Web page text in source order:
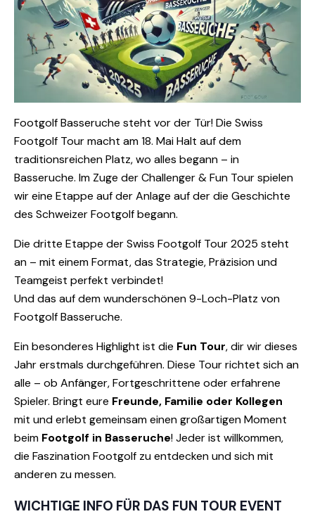
Footgolf Basseruche steht vor der Tür! Die Swiss
Footgolf Tour macht am 18. Mai Halt auf dem
traditionsreichen Platz, wo alles begann – in
Basseruche. Im Zuge der Challenger & Fun Tour spielen
wir eine Etappe auf der Anlage auf der die Geschichte
des Schweizer Footgolf begann.
Die dritte Etappe der Swiss Footgolf Tour 2025 steht
an – mit einem Format, das Strategie, Präzision und
Teamgeist perfekt verbindet!
Und das auf dem wunderschönen 9-Loch-Platz von
Footgolf Basseruche.
Ein besonderes Highlight ist die Fun Tour, dir wir dieses
Jahr erstmals durchgeführen. Diese Tour richtet sich an
alle – ob Anfänger, Fortgeschrittene oder erfahrene
Spieler. Bringt eure Freunde, Familie oder Kollegen
mit und erlebt gemeinsam einen großartigen Moment
beim Footgolf in Basseruche! Jeder ist willkommen,
die Faszination Footgolf zu entdecken und sich mit
anderen zu messen.
WICHTIGE INFO FÜR DAS FUN TOUR EVENT